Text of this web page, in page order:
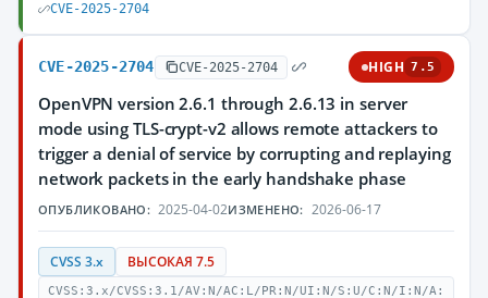
CVE-2025-2704
CVE-2025-2704 CVE-2025-2704 HIGH 7.5
OpenVPN version 2.6.1 through 2.6.13 in server
mode using TLS-crypt-v2 allows remote attackers to
trigger a denial of service by corrupting and replaying
network packets in the early handshake phase
ОПУБЛИКОВАНО: 2025-04-02ИЗМЕНЕНО: 2026-06-17
CVSS 3.x ВЫСОКАЯ 7.5
CVSS:3.x/CVSS:3.1/AV:N/AC:L/PR:N/UI:N/S:U/C:N/I:N/A: